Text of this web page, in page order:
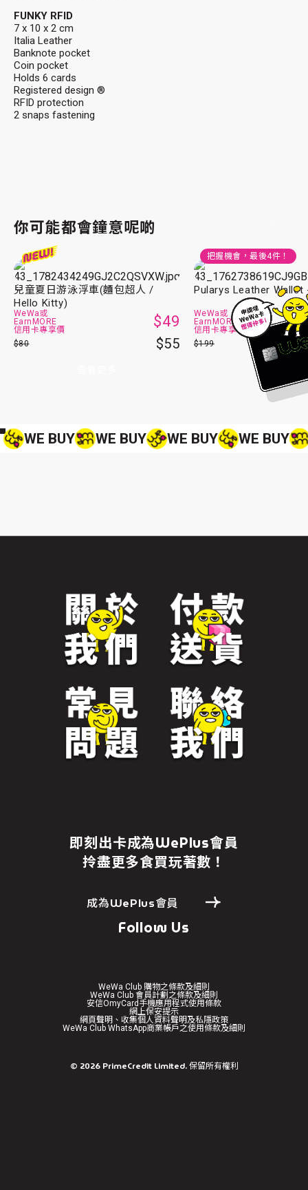
FUNKY RFID
7 x 10 x 2 cm
Italia Leather
Banknote pocket
Coin pocket
Holds 6 cards
Registered design ®
RFID protection
2 snaps fastening
你可能都會鐘意呢啲
兒童夏日游泳浮車(麵包超人 /
Hello Kitty)
WeWa或
EarnMORE
信用卡專享價
$49
$80 $55
把握機會，最後4件！
Pularys Leather Wallet
WeWa或
EarnMORE
信用卡專享價
$199
查看更多
WE BUY WE BUY WE BUY WE BUY
即刻出卡成為WePlus會員
拎盡更多食買玩著數！
成為WePlus會員
Follow Us
WeWa Club 購物之條款及細則
WeWa Club 會員計劃之條款及細則
安信OmyCard手機應用程式使用條款
網上保安提示
網頁聲明、收集個人資料聲明及私隱政策
WeWa Club WhatsApp商業帳戶之使用條款及細則
© 2026PrimeCredit Limited. 保留所有權利